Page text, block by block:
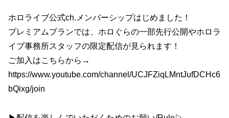
ホロライブ公式ch.メンバーシップはじめました！
プレミアムプランでは、ホロぐらの一部先行公開やホロラ
イブ事務所スタッフの限定配信が見られます！
ご加入はこちらから→
https://www.youtube.com/channel/UCJFZiqLMntJufDCHc6
bQixg/join